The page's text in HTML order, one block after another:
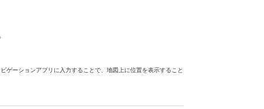
ーションアプリに入力することで、地図上に位置を表示すること